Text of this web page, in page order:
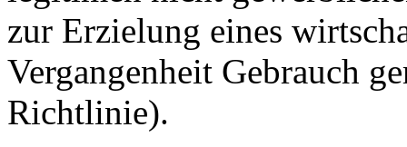
zur Erzielung eines
Vergangenheit Gebrauch
Richtlinie).